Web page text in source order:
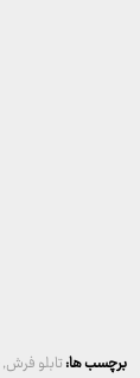
برچسب ها:تابلو فرش,